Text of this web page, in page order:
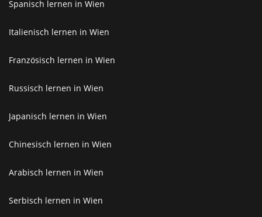
Spanisch lernen in Wien
Italienisch lernen in Wien
Französisch lernen in Wien
Russisch lernen in Wien
Japanisch lernen in Wien
Chinesisch lernen in Wien
Arabisch lernen in Wien
Serbisch lernen in Wien